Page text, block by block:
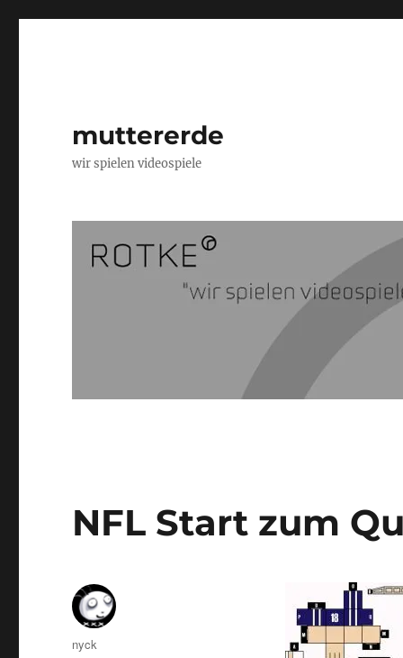
muttererde
wir spielen videospiele
NFL Start zum
Autor
nyck